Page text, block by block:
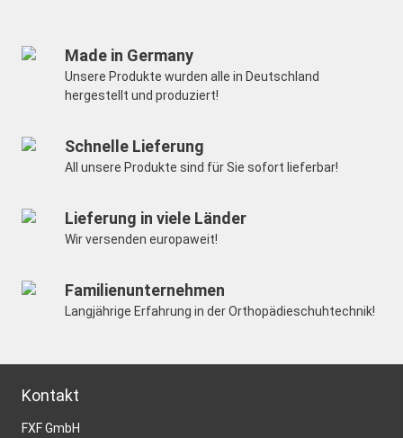
Made in Germany
Unsere Produkte wurden alle in Deutschland
hergestellt und produziert!
Schnelle Lieferung
All unsere Produkte sind für Sie sofort lieferbar!
Lieferung in viele Länder
Wir versenden europaweit!
Familienunternehmen
Langjährige Erfahrung in der Orthopädieschuhtechnik!
Kontakt
FXF GmbH